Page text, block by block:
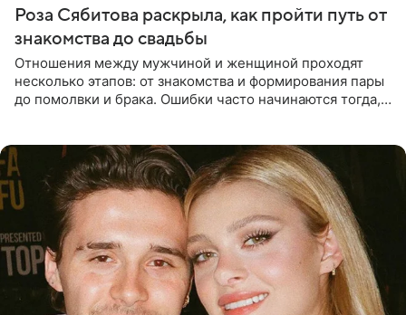
Роза Сябитова раскрыла, как пройти путь от
знакомства до свадьбы
Отношения между мужчиной и женщиной проходят
несколько этапов: от знакомства и формирования пары
до помолвки и брака. Ошибки часто начинаются тогда,